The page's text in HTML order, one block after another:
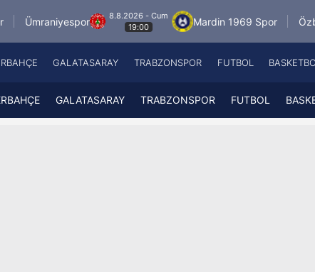
8.8.2026 - Cum
19:00
Mardin 1969 Spor Özbelsan
Fenerbahçe
Galatasaray
A
GALATASARAY TRABZONSPOR FUTBOL
GALATASARAY TRABZONSPOR FUTBOL